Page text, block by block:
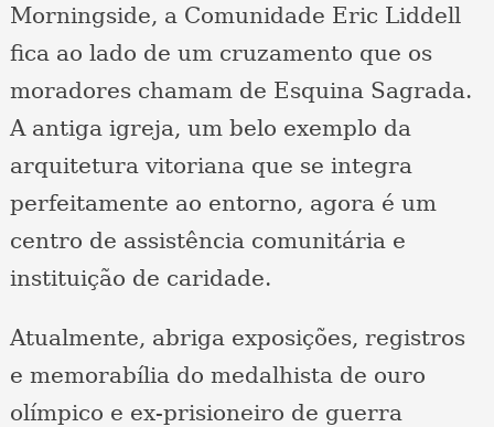
Morningside, a Comunidade Eric Liddell
fica ao lado de um cruzamento que os
moradores chamam de Esquina Sagrada.
A antiga igreja, um belo exemplo da
arquitetura vitoriana que se integra
perfeitamente ao entorno, agora é um
centro de assistência comunitária e
instituição de caridade.
Atualmente, abriga exposições, registros
e memorabília do medalhista de ouro
olímpico e ex-prisioneiro de guerra